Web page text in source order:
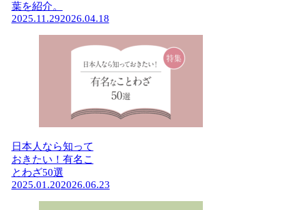
葉を紹介。
2025.11.292026.04.18
日本人なら知って
おきたい！有名こ
とわざ50選
2025.01.202026.06.23